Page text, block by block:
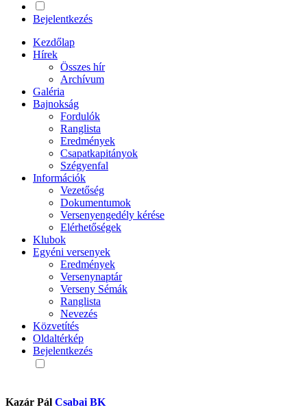
Bejelentkezés
Kezdőlap
Hírek
Összes hír
Archívum
Galéria
Bajnokság
Fordulók
Ranglista
Eredmények
Csapatkapitányok
Szégyenfal
Információk
Vezetőség
Dokumentumok
Versenyengedély kérése
Elérhetőségek
Klubok
Egyéni versenyek
Eredmények
Versenynaptár
Verseny Sémák
Ranglista
Nevezés
Közvetítés
Oldaltérkép
Bejelentkezés
Kazár Pál Csabai BK